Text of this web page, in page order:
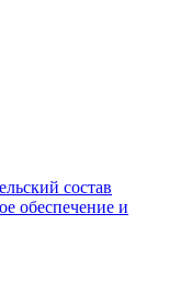
состав
обеспечение и